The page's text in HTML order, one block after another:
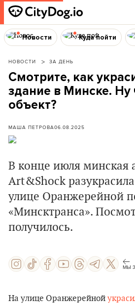
Новости Куда пойти
НОВОСТИ ЗА ДЕНЬ
Смотрите, как
здание в Минске. Ну
объект?
МАША ПЕТРОВА06.08.2025
В конце июля минская
Art&Shock
улице Оранжерейной
«Минсктранса».
получилось.
МЫ
На улице Оранжерейной